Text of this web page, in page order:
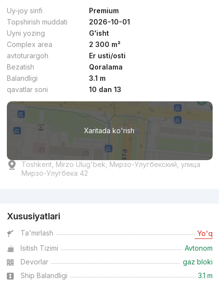
Uy-joy sinfi
Premium
Topshirish muddati
2026-10-01
Uyni yozing
G'isht
Complex area
2 300 m²
avtoturargoh
Er usti/osti
Bezatish
Qoralama
Balandligi
3.1 m
qavatlar soni
10 dan 13
Xaritada ko'rish
Toshkent, Mirzo Ulug'bek, Мирзо-Улугбекский, улица
Мирзо-Улугбека 42
Xususiyatlari
Ta'mirlash Yo'q
Isitish Tizimi
Avtonom
Devorlar
gaz bloki
Ship Balandligi
3.1 m